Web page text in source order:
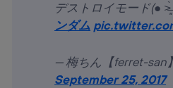
デストロイモード(●
ンダム
— 梅ちん【ferret-san
September 25, 2017